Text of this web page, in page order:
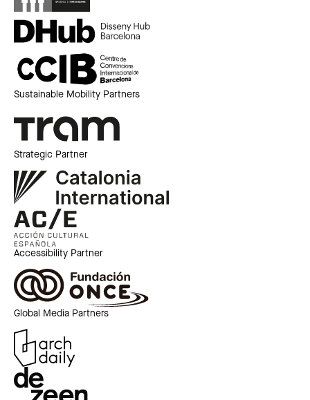
Sustainable Mobility Partners
Strategic Partner
Accessibility Partner
Global Media Partners